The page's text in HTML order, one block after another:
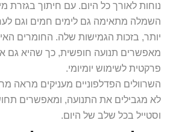
נוחות לאורך כל היום. עם חיתוך בגזרת
השמלה מתאימה גם לימים חמים וגם
יותר, בזכות הגמישות שלה. החומרים
מאפשרים תנועה חופשית, כך שהיא גם
פרקטית לשימוש יומיומי.
השרוולים הפדלפוניים מעניקים מראה
לא מגבילים את התנועה, ומאפשרים
וסטייל בכל שלב של היום.